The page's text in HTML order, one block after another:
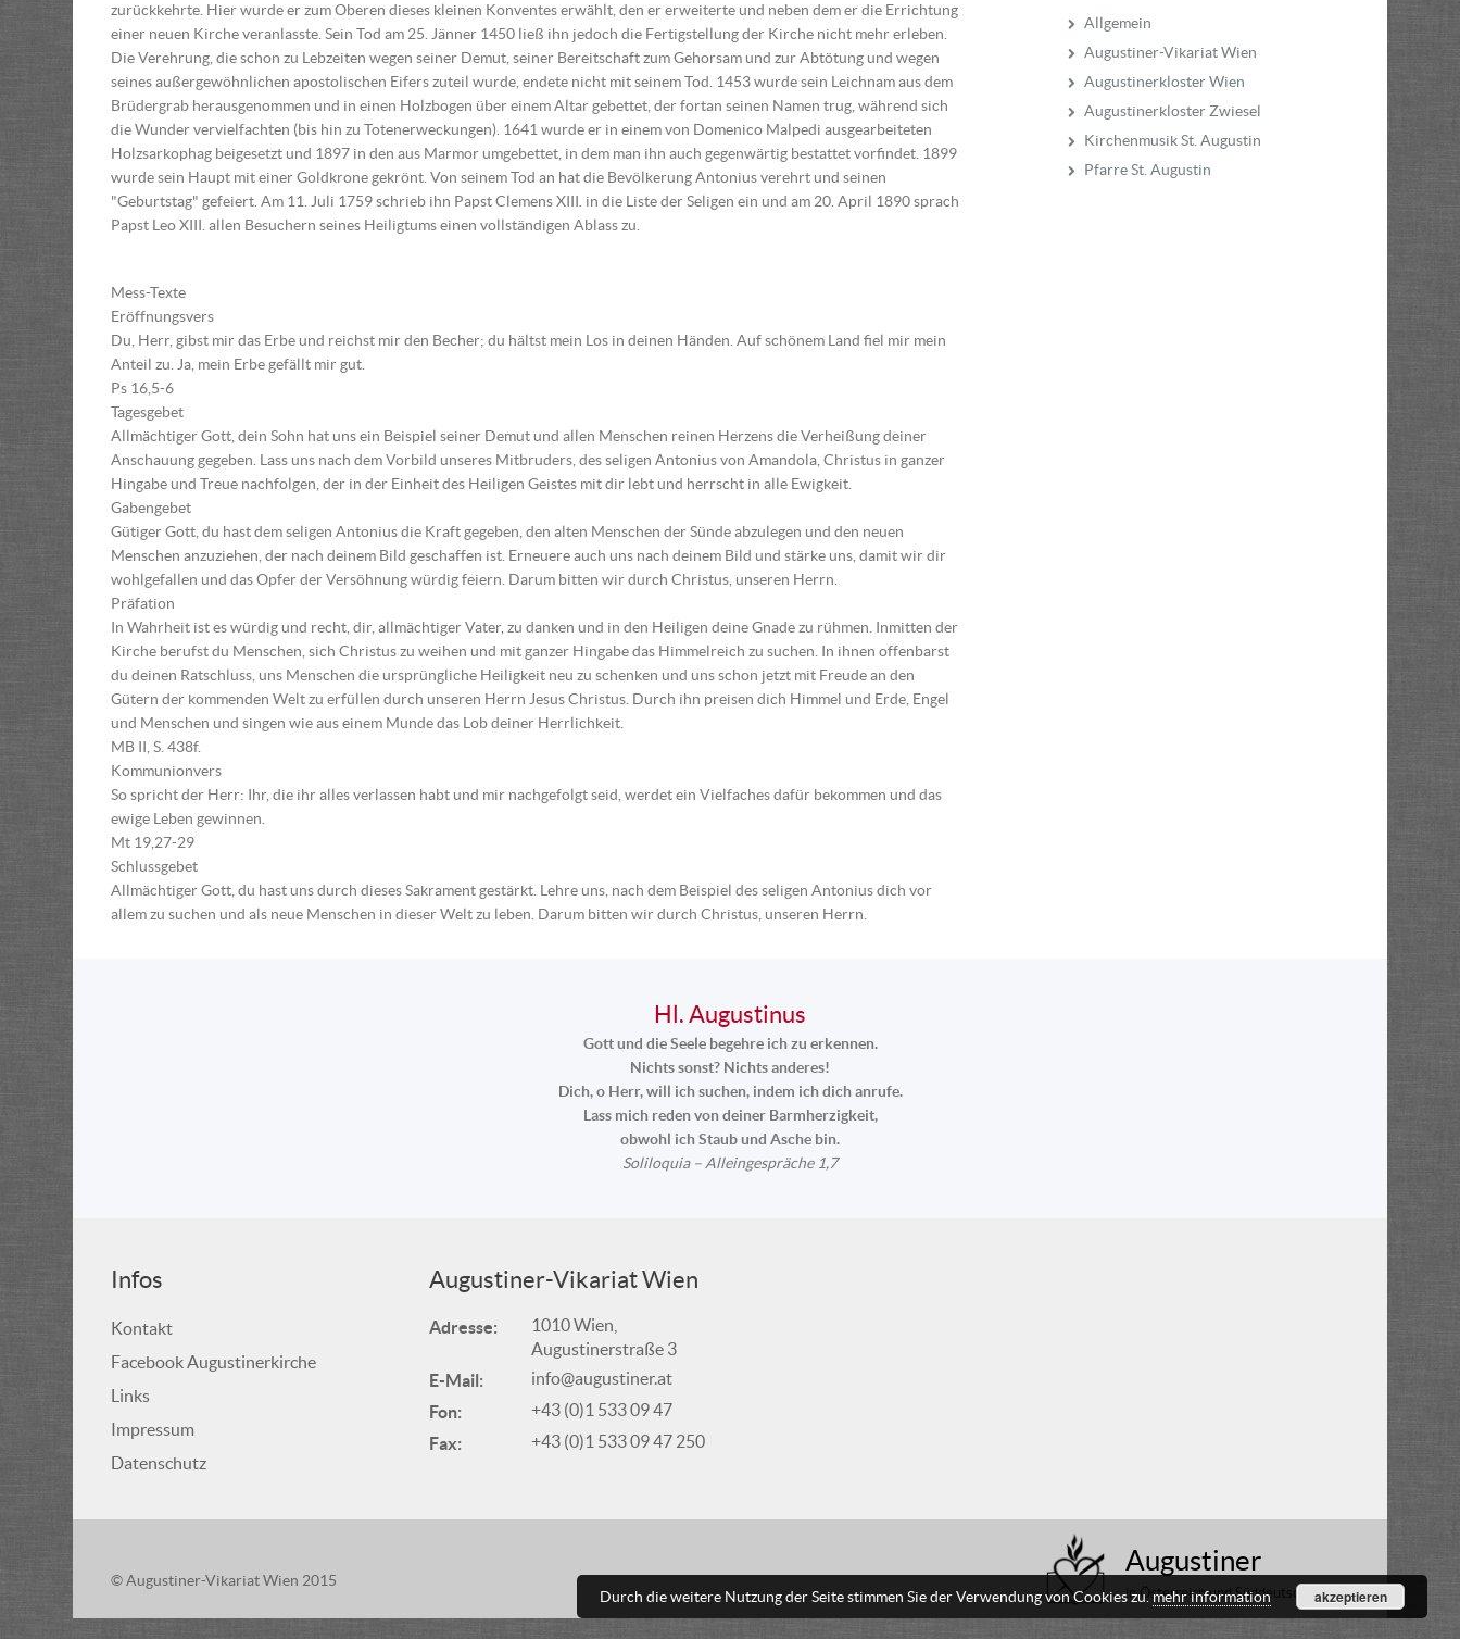
zurückkehrte. Hier wurde er zum Oberen dieses kleinen Konventes erwählt, den er erweiterte und neben dem er die Errichtung
einer neuen Kirche veranlasste. Sein Tod am 25. Jänner 1450 ließ ihn jedoch die Fertigstellung der Kirche nicht mehr erleben.
Die Verehrung, die schon zu Lebzeiten wegen seiner Demut, seiner Bereitschaft zum Gehorsam und zur Abtötung und wegen
seines außergewöhnlichen apostolischen Eifers zuteil wurde, endete nicht mit seinem Tod. 1453 wurde sein Leichnam aus dem
Brüdergrab herausgenommen und in einen Holzbogen über einem Altar gebettet, der fortan seinen Namen trug, während sich
die Wunder vervielfachten (bis hin zu Totenerweckungen). 1641 wurde er in einem von Domenico Malpedi ausgearbeiteten
Holzsarkophag beigesetzt und 1897 in den aus Marmor umgebettet, in dem man ihn auch gegenwärtig bestattet vorfindet. 1899
wurde sein Haupt mit einer Goldkrone gekrönt. Von seinem Tod an hat die Bevölkerung Antonius verehrt und seinen
"Geburtstag" gefeiert. Am 11. Juli 1759 schrieb ihn Papst Clemens XIII. in die Liste der Seligen ein und am 20. April 1890 sprach
Papst Leo XIII. allen Besuchern seines Heiligtums einen vollständigen Ablass zu.
Mess-Texte
Eröffnungsvers
Du, Herr, gibst mir das Erbe und reichst mir den Becher; du hältst mein Los in deinen Händen. Auf schönem Land fiel mir mein
Anteil zu. Ja, mein Erbe gefällt mir gut.
Ps 16,5-6
Tagesgebet
Allmächtiger Gott, dein Sohn hat uns ein Beispiel seiner Demut und allen Menschen reinen Herzens die Verheißung deiner
Anschauung gegeben. Lass uns nach dem Vorbild unseres Mitbruders, des seligen Antonius von Amandola, Christus in ganzer
Hingabe und Treue nachfolgen, der in der Einheit des Heiligen Geistes mit dir lebt und herrscht in alle Ewigkeit.
Gabengebet
Gütiger Gott, du hast dem seligen Antonius die Kraft gegeben, den alten Menschen der Sünde abzulegen und den neuen
Menschen anzuziehen, der nach deinem Bild geschaffen ist. Erneuere auch uns nach deinem Bild und stärke uns, damit wir dir
wohlgefallen und das Opfer der Versöhnung würdig feiern. Darum bitten wir durch Christus, unseren Herrn.
Präfation
In Wahrheit ist es würdig und recht, dir, allmächtiger Vater, zu danken und in den Heiligen deine Gnade zu rühmen. Inmitten der
Kirche berufst du Menschen, sich Christus zu weihen und mit ganzer Hingabe das Himmelreich zu suchen. In ihnen offenbarst
du deinen Ratschluss, uns Menschen die ursprüngliche Heiligkeit neu zu schenken und uns schon jetzt mit Freude an den
Gütern der kommenden Welt zu erfüllen durch unseren Herrn Jesus Christus. Durch ihn preisen dich Himmel und Erde, Engel
und Menschen und singen wie aus einem Munde das Lob deiner Herrlichkeit.
MB II, S. 438f.
Kommunionvers
So spricht der Herr: Ihr, die ihr alles verlassen habt und mir nachgefolgt seid, werdet ein Vielfaches dafür bekommen und das
ewige Leben gewinnen.
Mt 19,27-29
Schlussgebet
Allmächtiger Gott, du hast uns durch dieses Sakrament gestärkt. Lehre uns, nach dem Beispiel des seligen Antonius dich vor
allem zu suchen und als neue Menschen in dieser Welt zu leben. Darum bitten wir durch Christus, unseren Herrn.
Allgemein
Augustiner-Vikariat Wien
Augustinerkloster Wien
Augustinerkloster Zwiesel
Kirchenmusik St. Augustin
Pfarre St. Augustin
Hl. Augustinus
Gott und die Seele begehre ich zu erkennen.
Nichts sonst? Nichts anderes!
Dich, o Herr, will ich suchen, indem ich dich anrufe.
Lass mich reden von deiner Barmherzigkeit,
obwohl ich Staub und Asche bin.
Soliloquia – Alleingespräche 1,7
Infos
Kontakt
Facebook Augustinerkirche
Links
Impressum
Datenschutz
Augustiner-Vikariat Wien
Adresse:
1010 Wien,
Augustinerstraße 3
E-Mail:
info@augustiner.at
Fon:
+43 (0)1 533 09 47
Fax:
+43 (0)1 533 09 47 250
© Augustiner-Vikariat Wien 2015
Augustiner
in Österreich und Süddeutschland
Durch die weitere Nutzung der Seite stimmen Sie der Verwendung von Cookies zu. mehr information akzeptieren